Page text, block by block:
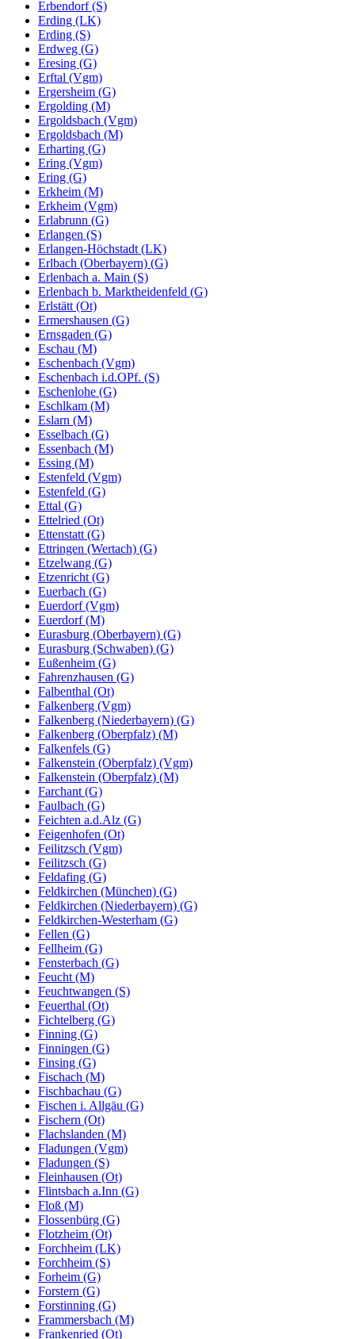
Erbendorf (S)
Erding (LK)
Erding (S)
Erdweg (G)
Eresing (G)
Erftal (Vgm)
Ergersheim (G)
Ergolding (M)
Ergoldsbach (Vgm)
Ergoldsbach (M)
Erharting (G)
Ering (Vgm)
Ering (G)
Erkheim (M)
Erkheim (Vgm)
Erlabrunn (G)
Erlangen (S)
Erlangen-Höchstadt (LK)
Erlbach (Oberbayern) (G)
Erlenbach a. Main (S)
Erlenbach b. Marktheidenfeld (G)
Erlstätt (Ot)
Ermershausen (G)
Ernsgaden (G)
Eschau (M)
Eschenbach (Vgm)
Eschenbach i.d.OPf. (S)
Eschenlohe (G)
Eschlkam (M)
Eslarn (M)
Esselbach (G)
Essenbach (M)
Essing (M)
Estenfeld (Vgm)
Estenfeld (G)
Ettal (G)
Ettelried (Ot)
Ettenstatt (G)
Ettringen (Wertach) (G)
Etzelwang (G)
Etzenricht (G)
Euerbach (G)
Euerdorf (Vgm)
Euerdorf (M)
Eurasburg (Oberbayern) (G)
Eurasburg (Schwaben) (G)
Eußenheim (G)
Fahrenzhausen (G)
Falbenthal (Ot)
Falkenberg (Vgm)
Falkenberg (Niederbayern) (G)
Falkenberg (Oberpfalz) (M)
Falkenfels (G)
Falkenstein (Oberpfalz) (Vgm)
Falkenstein (Oberpfalz) (M)
Farchant (G)
Faulbach (G)
Feichten a.d.Alz (G)
Feigenhofen (Ot)
Feilitzsch (Vgm)
Feilitzsch (G)
Feldafing (G)
Feldkirchen (München) (G)
Feldkirchen (Niederbayern) (G)
Feldkirchen-Westerham (G)
Fellen (G)
Fellheim (G)
Fensterbach (G)
Feucht (M)
Feuchtwangen (S)
Feuerthal (Ot)
Fichtelberg (G)
Finning (G)
Finningen (G)
Finsing (G)
Fischach (M)
Fischbachau (G)
Fischen i. Allgäu (G)
Fischern (Ot)
Flachslanden (M)
Fladungen (Vgm)
Fladungen (S)
Fleinhausen (Ot)
Flintsbach a.Inn (G)
Floß (M)
Flossenbürg (G)
Flotzheim (Ot)
Forchheim (LK)
Forchheim (S)
Forheim (G)
Forstern (G)
Forstinning (G)
Frammersbach (M)
Frankenried (Ot)